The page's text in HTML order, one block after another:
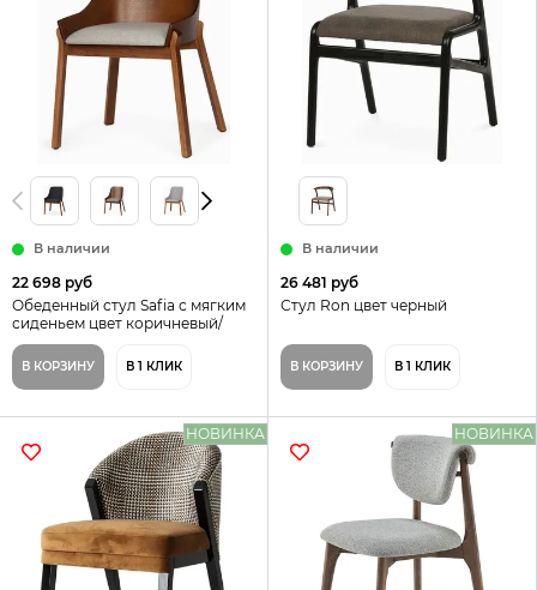
В наличии
22 698 руб
Обеденный стул Safia с мягким
сиденьем цвет коричневый/
серый
В КОРЗИНУ В 1 КЛИК
В наличии
26 481 руб
Стул Ron цвет черный
В КОРЗИНУ В 1 КЛИК
НОВИНКА НОВИНКА